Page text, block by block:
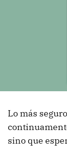
Lo más
sino que